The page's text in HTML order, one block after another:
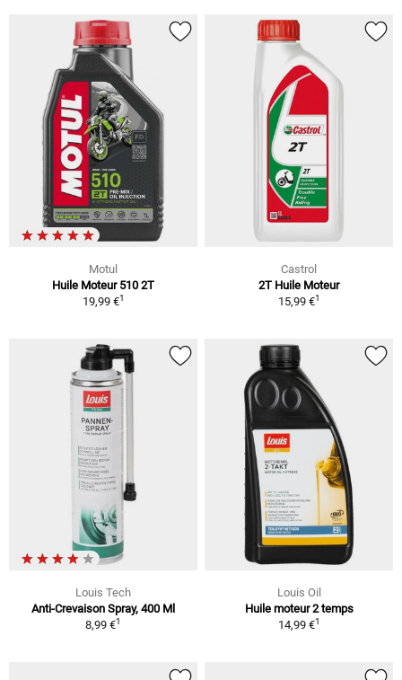
Motul
Huile Moteur 510 2T
19,99 €1
Castrol
2T Huile Moteur
15,99 €1
Louis Tech
Anti-Crevaison Spray, 400 Ml
8,99 €1
Louis Oil
Huile moteur 2 temps
14,99 €1